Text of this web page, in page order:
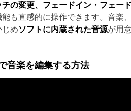
の変更、フェードイン・フェー
も直感的に操作できます。音楽
めソフトに内蔵された音源が用
音楽を編集する方法